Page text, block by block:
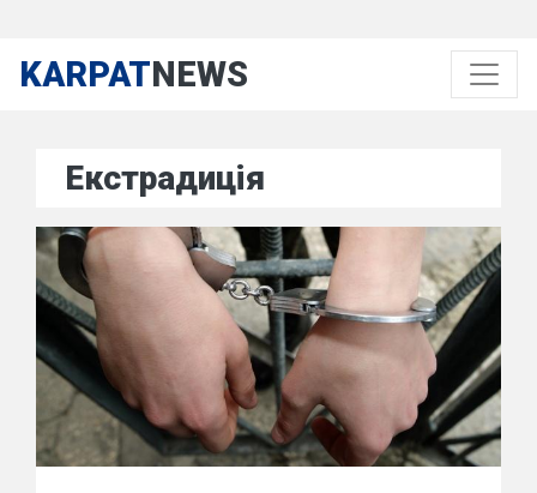
KARPATNEWS
Екстрадиція